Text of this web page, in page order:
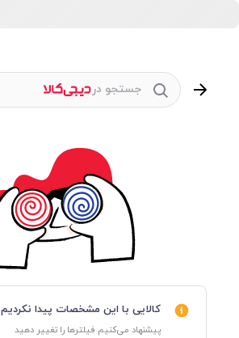
جستجو در
کالایی با این مشخصات پیدا نکردیم
پیشنهاد می‌کنیم فیلترها را تغییر دهید